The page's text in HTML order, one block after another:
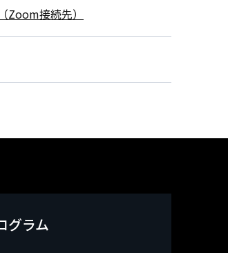
Zoom接続先）
グラム